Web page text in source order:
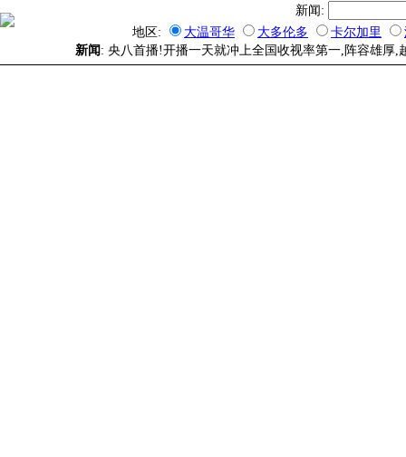
新闻:
地区:
大温哥华 大多伦多 卡尔加里
新闻 : 央八首播!开播一天就冲上全国收视率第一,阵容雄厚,